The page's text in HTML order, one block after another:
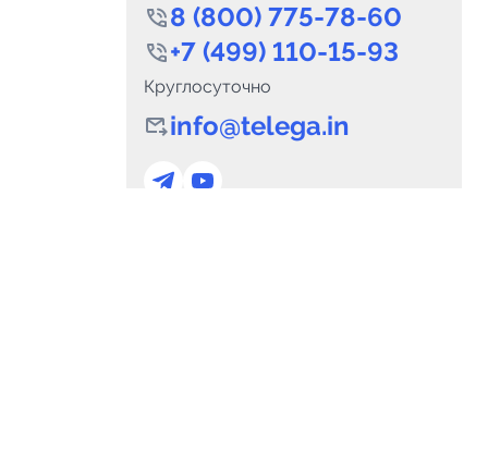
8 (800) 775-78-60
+7 (499) 110-15-93
Круглосуточно
info@telega.in